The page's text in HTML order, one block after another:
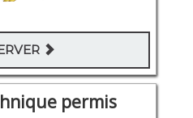
permis